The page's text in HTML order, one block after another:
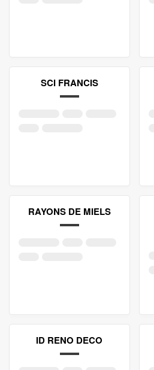
SCI FRANCIS
RAYONS DE MIELS
ID RENO DECO